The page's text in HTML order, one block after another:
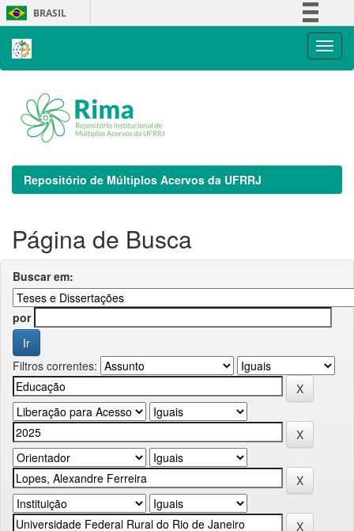
Skip
navigation
BRASIL
Repositório de Múltiplos Acervos da UFRRJ
Página de Busca
Buscar em:
por
Filtros correntes: